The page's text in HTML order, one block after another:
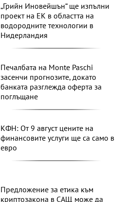
„Грийн Иновейшън“ ще изпълни
проект на ЕК в областта на
водородните технологии в
Нидерландия
Печалбата на Monte Paschi
засенчи прогнозите, докато
банката разглежда оферта за
поглъщане
КФН: От 9 август цените на
финансовите услуги ще са само в
евро
Предложение за етика към
криптозакона в САЩ може да